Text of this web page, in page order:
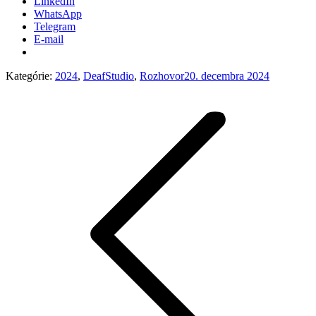
WhatsApp
Telegram
E-mail
Kategórie: 2024, DeafStudio, Rozhovor20. decembra 2024